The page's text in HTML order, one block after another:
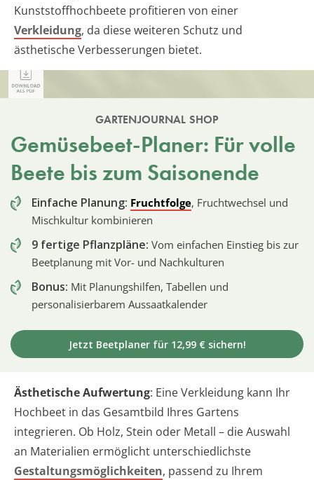
Kunststoffhochbeete profitieren von einer
Verkleidung, da diese weiteren Schutz und
ästhetische Verbesserungen bietet.
GARTENJOURNAL SHOP
Gemüsebeet-Planer: Für volle
Beete bis zum Saisonende
Einfache Planung: Fruchtfolge, Fruchtwechsel und
Mischkultur kombinieren
9 fertige Pflanzpläne: Vom einfachen Einstieg bis zur
Beetplanung mit Vor- und Nachkulturen
Bonus: Mit Planungshilfen, Tabellen und
personalisierbarem Aussaatkalender
Jetzt Beetplaner für 12,99 € sichern!
Ästhetische Aufwertung: Eine Verkleidung kann Ihr
Hochbeet in das Gesamtbild Ihres Gartens
integrieren. Ob Holz, Stein oder Metall – die Auswahl
an Materialien ermöglicht unterschiedlichste
Gestaltungsmöglichkeiten, passend zu Ihrem